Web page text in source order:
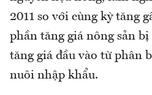
2011 so với cùng kỳ tăng
phần tăng giá nông sản
tăng giá đầu vào từ phân
nuôi nhập khẩu.